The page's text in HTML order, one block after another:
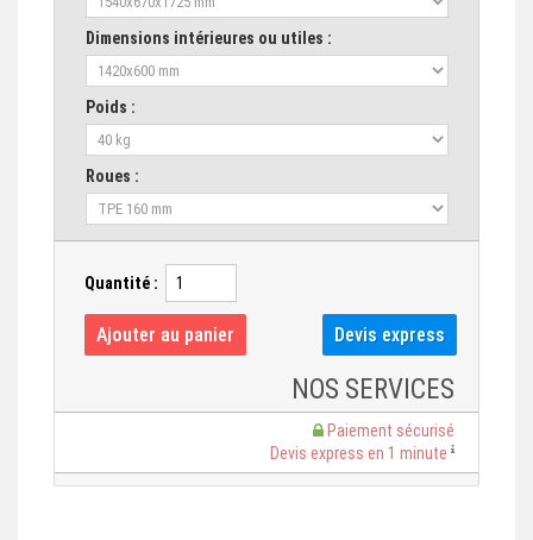
Dimensions intérieures ou utiles :
Poids :
Roues :
Quantité :
NOS SERVICES
Paiement sécurisé
Devis express en 1 minute